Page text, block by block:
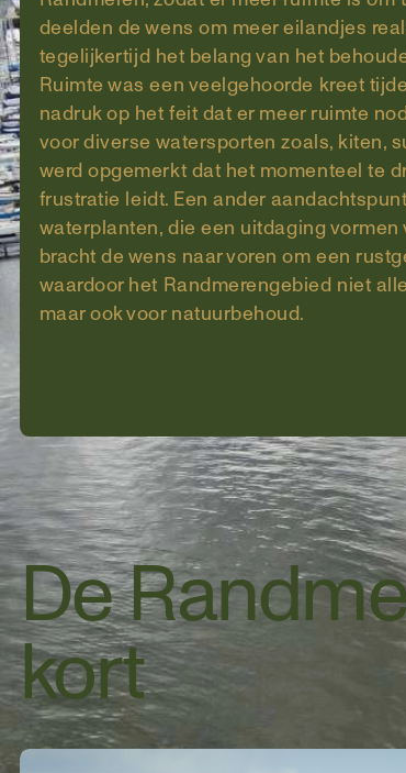
deelden de wens om meer eilandjes
tegelijkertijd het belang van het
Ruimte was een veelgehoorde kreet
nadruk op het feit dat er meer ruimte
voor diverse watersporten zoals, kiten,
werd opgemerkt dat het momenteel te
frustratie leidt. Een ander
waterplanten, die een uitdaging vormen
bracht de wens naar voren om een
waardoor het Randmerengebied niet
maar ook voor natuurbehoud.
De
kort